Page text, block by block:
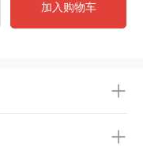
加入购物车